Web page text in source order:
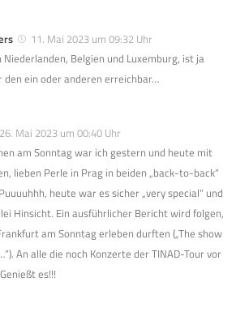
11. Mai 2023 um 09:32 Uhr
Niederlanden, Belgien und Luxemburg, ist ja
den ein oder anderen erreichbar…
26. Mai 2023 um 00:40 Uhr
am Sonntag war ich gestern und heute mit
lieben Perle in Prag in beiden „back-to-back“
heute war es sicher „very special“ und
Hinsicht. Ein ausführlicher Bericht wird folgen,
am Sonntag erleben durften („The show
An alle die noch Konzerte der TINAD-Tour vor
es!!!